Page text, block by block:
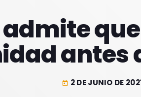
antes
today 2 DE JUNIO DE